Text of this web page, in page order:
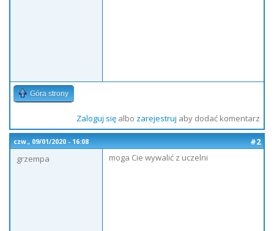
Góra strony
Zaloguj sięalbo zarejestruj aby dodać komentarz
czw., 09/01/2020 - 16:08
#2
grzempa
moga Cie wywalić z uczelni